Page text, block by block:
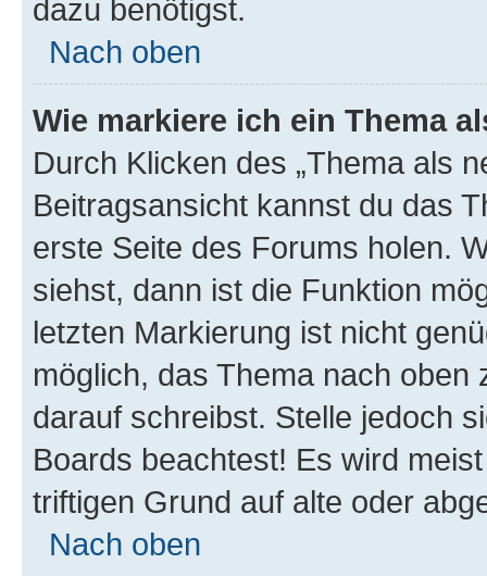
dazu benötigst.
Nach oben
Wie markiere ich ein Thema
Durch Klicken des „Thema als
Beitragsansicht kannst du das
erste Seite des Forums holen.
siehst, dann ist die Funktion
letzten Markierung ist nicht
möglich, das Thema nach oben
darauf schreibst. Stelle jedoch
Boards beachtest! Es wird
triftigen Grund auf alte oder
Nach oben